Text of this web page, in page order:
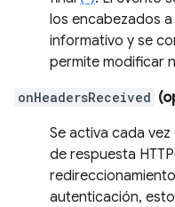
los encabezados
informativo y se
permite modificar
onHeadersReceived
Se activa cada
de respuesta
autenticación,